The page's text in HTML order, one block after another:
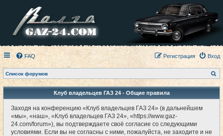
FAQ Вход
Регистрация
Список форумов
о
с
Клуб владельцев ГАЗ 24 - Общие правила
Заходя на конференцию «Клуб владельцев ГАЗ 24» (в дальнейшем
«мы», «наш», «Клуб владельцев ГАЗ 24», «https://www.gaz-
24.com/forum»), вы подтверждаете своё согласие со следующими
условиями. Если вы не согласны с ними, пожалуйста, не заходите и не